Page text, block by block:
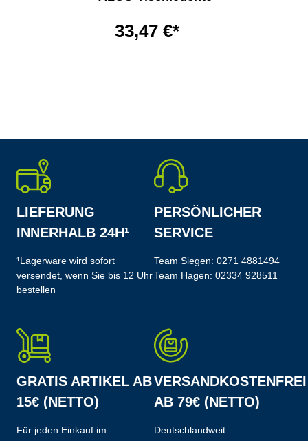
33,47 €*
LIEFERUNG
INNERHALB 24H¹
¹Lagerware wird sofort
versendet, wenn Sie bis 12 Uhr
bestellen
PERSÖNLICHER
SERVICE
Team Siegen: 0271 4881494
Team Hagen: 02334 928511
GRATIS ARTIKEL AB
15€ (NETTO)
Für jeden Einkauf im
VERSANDKOSTENFREI
AB 79€ (NETTO)
Deutschlandweit